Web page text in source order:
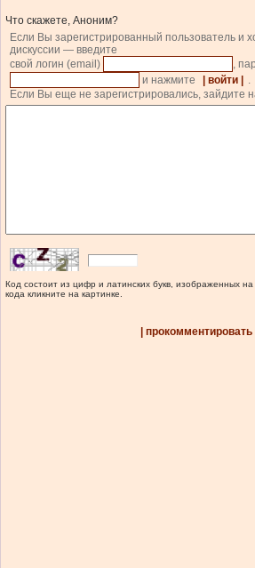
Что скажете, Аноним?
Если Вы зарегистрированный пользователь и
дискуссии — введите
свой логин (email)
,
и нажмите
| войти |
.
Если Вы еще не зарегистрировались, зайдите
Код состоит из цифр и латинских букв, изображенных на
кода кликните на картинке.
| прокомментировать |